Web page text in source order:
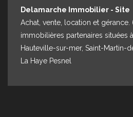
Delamarche Immobilier - Site
Achat, vente, location et gérance.
immobilières partenaires situées
Hauteville-sur-mer, Saint-Martin-
La Haye Pesnel